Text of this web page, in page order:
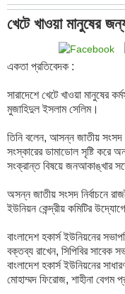
খেটে খাওয়া মানুষের
একতা প্রতিবেদক :
সারাদেশে খেটে খাওয়া মানুষের
মুজাহিদুল ইসলাম সেলিম।
তিনি বলেন, আসন্ন জাতীয় সংসদ
সংস্কারের ডামাডোল সৃষ্টি করে
সংক্রান্ত বিষয়ে জনআকাঙ্খার
অসন্ন জাতীয় সংসদ নির্বাচনে
ইউনিয়ন কেন্দ্রীয় কমিটির
বাংলাদেশ হকার্স ইউনিয়নের
বক্তব্য রাখেন, সিপিবির সাবেক
বাংলাদেশ হকার্স ইউনিয়নের
মোহাম্মদ ফিরোজ, শাহীনা বেগম